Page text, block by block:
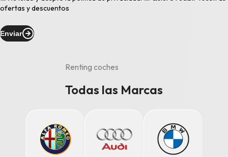
ofertas y descuentos
Enviar
Renting coches
Todas las Marcas